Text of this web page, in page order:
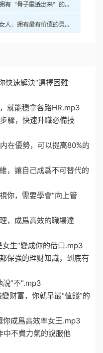
快速解決“選擇困難
就能穩拿各路HR.mp3
驟，快速升職必備技
在優勢，可以提高80%的
，讓自己成爲不可替代的
你，需要學會“向上管
，成爲高效的職場達
生”變成你的借口.mp3
保強的理财知識，到底有
“不”.mp3
财富，你就早最“值錢”的
你成爲高效率女王.mp3
中不費力氣的說服他